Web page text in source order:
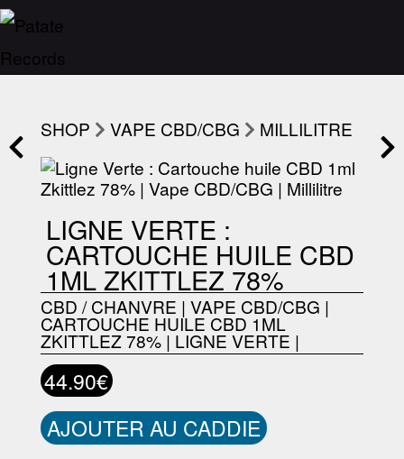
SHOP VAPE CBD/CBG MILLILITRE
LIGNE VERTE :
CARTOUCHE HUILE CBD
1ML ZKITTLEZ 78%
CBD / CHANVRE | VAPE CBD/CBG |
CARTOUCHE HUILE CBD 1ML
ZKITTLEZ 78%| LIGNE VERTE |
44.90€
AJOUTER AU CADDIE